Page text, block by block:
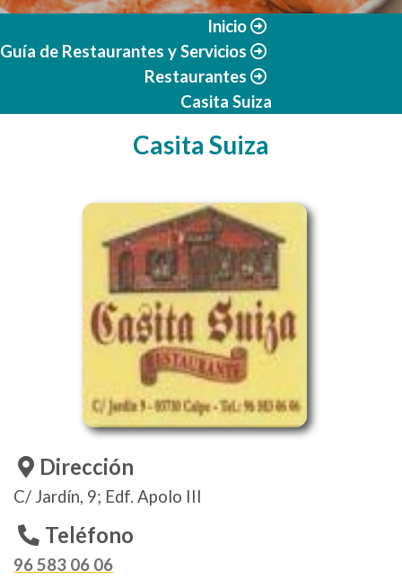
Inicio
Guía de Restaurantes y Servicios
Restaurantes
Casita Suiza
Casita Suiza
Dirección
C/ Jardín, 9; Edf. Apolo III
Teléfono
96 583 06 06